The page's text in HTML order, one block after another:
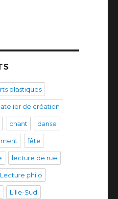
plastiques
atelier de création
chant danse
fête
lecture de rue
Lecture philo
Lille-Sud